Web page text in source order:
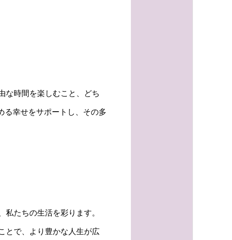
な時間を楽しむこと、どち
る幸せをサポートし、その多
たちの生活を彩ります。
とで、より豊かな人生が広